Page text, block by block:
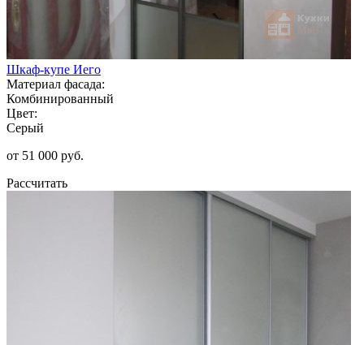
Шкаф-купе Иего
Материал фасада:
Комбинированный
Цвет:
Серый
от 51 000 руб.
Рассчитать